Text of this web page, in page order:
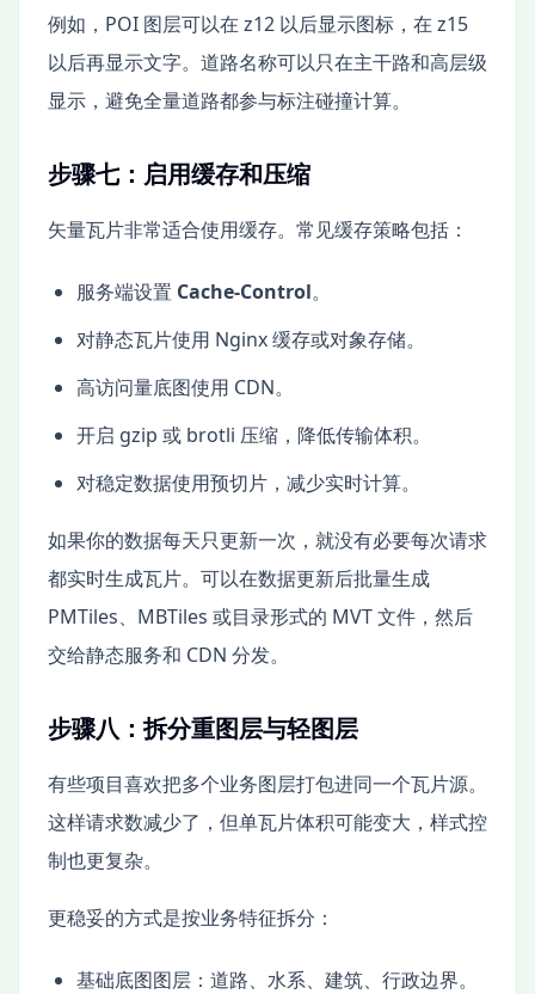
例如，POI 图层可以在 z12 以后显示图标，在 z15
以后再显示文字。道路名称可以只在主干路和高层级
显示，避免全量道路都参与标注碰撞计算。
步骤七：启用缓存和压缩
矢量瓦片非常适合使用缓存。常见缓存策略包括：
服务端设置 Cache-Control。
对静态瓦片使用 Nginx 缓存或对象存储。
高访问量底图使用 CDN。
开启 gzip 或 brotli 压缩，降低传输体积。
对稳定数据使用预切片，减少实时计算。
如果你的数据每天只更新一次，就没有必要每次请求
都实时生成瓦片。可以在数据更新后批量生成
PMTiles、MBTiles 或目录形式的 MVT 文件，然后
交给静态服务和 CDN 分发。
步骤八：拆分重图层与轻图层
有些项目喜欢把多个业务图层打包进同一个瓦片源。
这样请求数减少了，但单瓦片体积可能变大，样式控
制也更复杂。
更稳妥的方式是按业务特征拆分：
基础底图图层：道路、水系、建筑、行政边界。